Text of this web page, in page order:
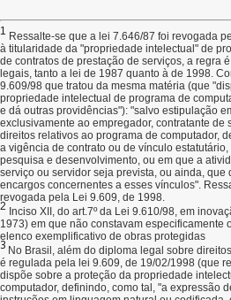
1 Ressalte-se que a lei 7.646/87 foi revogada
à titularidade da "propriedade intelectual" de
de contratos de prestação de serviços, a regra
legais, tanto a lei de 1987 quanto à de 1998.
9.609/98 que tratou da mesma matéria (que
propriedade intelectual de programa de
e dá outras providências"): "salvo estipulação
exclusivamente ao empregador, contratante de
direitos relativos ao programa de computador,
a vigência de contrato ou de vínculo
pesquisa e desenvolvimento, ou em que a
serviço ou servidor seja prevista, ou ainda,
encargos concernentes a esses vínculos".
revogada pela Lei 9.609, de 1998.
2 Inciso XII, do art.7º da Lei 9.610/98, em
1973) em que não constavam especificamente
elenco exemplificativo de obras protegidas
3 No Brasil, além do diploma legal sobre
é regulada pela lei 9.609, de 19/02/1998 (que
dispõe sobre a proteção da propriedade
computador, definindo, como tal, "a expressão